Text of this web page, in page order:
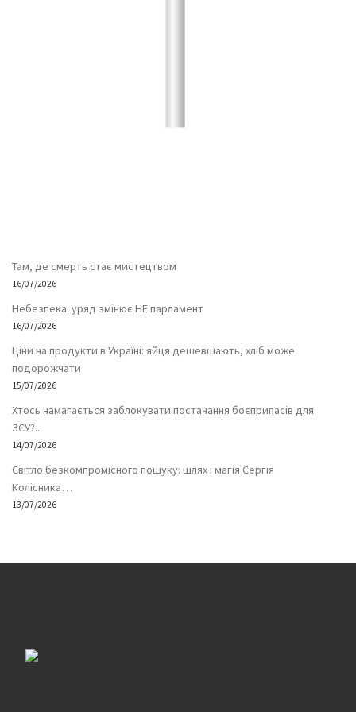
Там, де смерть стає мистецтвом
16/07/2026
Небезпека: уряд змінює НЕ парламент
16/07/2026
Ціни на продукти в Україні: яйця дешевшають, хліб може
подорожчати
15/07/2026
Хтось намагається заблокувати постачання боєприпасів для
ЗСУ?..
14/07/2026
Світло безкомпромісного пошуку: шлях і магія Сергія
Колісника…
13/07/2026